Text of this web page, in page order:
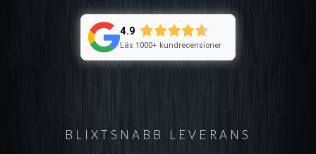
BLIXTSNABB LEVERANS
4.9
Läs 1000+ kundrecensioner